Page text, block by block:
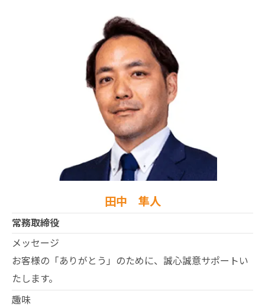
田中 隼人
常務取締役
メッセージ
お客様の「ありがとう」のために、誠心誠意サポートい
たします。
趣味